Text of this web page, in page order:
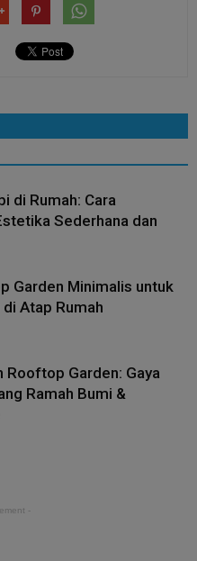
di Rumah: Cara
Sederhana dan
Garden Minimalis untuk
Atap Rumah
Rooftop Garden: Gaya
Ramah Bumi &
-